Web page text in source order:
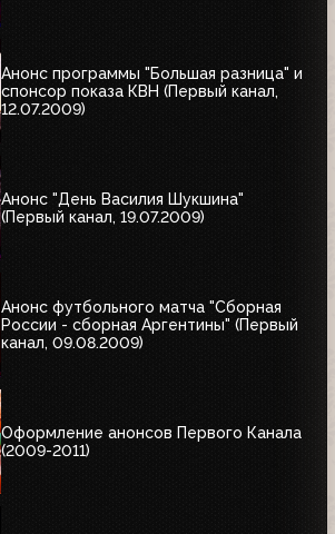
Анонс программы "Большая разница" и
спонсор показа КВН (Первый канал,
12.07.2009)
Анонс "День Василия Шукшина"
(Первый канал, 19.07.2009)
Анонс футбольного матча "Сборная
России - сборная Аргентины" (Первый
канал, 09.08.2009)
Оформление анонсов Первого Канала
(2009-2011)